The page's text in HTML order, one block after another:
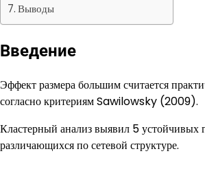
Выводы
Введение
Эффект размера большим считается
согласно критериям Sawilowsky (2009).
Кластерный анализ выявил 5 устойчивых
различающихся по сетевой структуре.